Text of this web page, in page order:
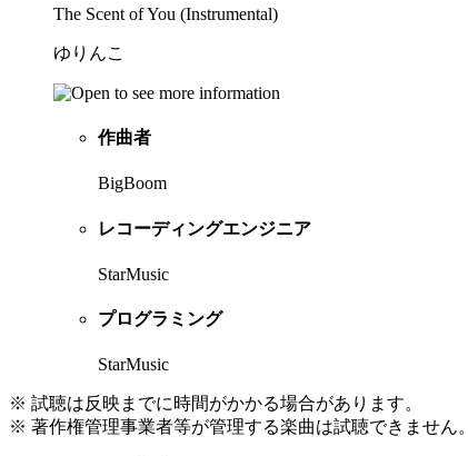
The Scent of You (Instrumental)
ゆりんこ
作曲者
BigBoom
レコーディングエンジニア
StarMusic
プログラミング
StarMusic
※ 試聴は反映までに時間がかかる場合があります。
※ 著作権管理事業者等が管理する楽曲は試聴できません。